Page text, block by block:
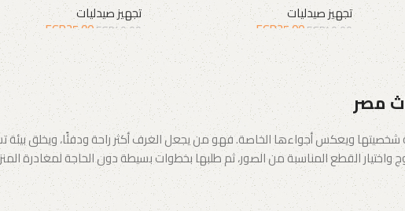
تجهيز صيدليات
EGP40.00
EGP25.00
إضافة إلى السلة
تجهيز صيدليات
EGP40.00
EGP25.00
إضافة إلى السلة
مصر
ويعكس أجواءها الخاصة. فهو من يجعل الغرف أكثر راحة ودفئًا، ويخلق بيئة
القطع المناسبة من الصور، ثم طلبها بخطوات بسيطة دون الحاجة لمغادرة